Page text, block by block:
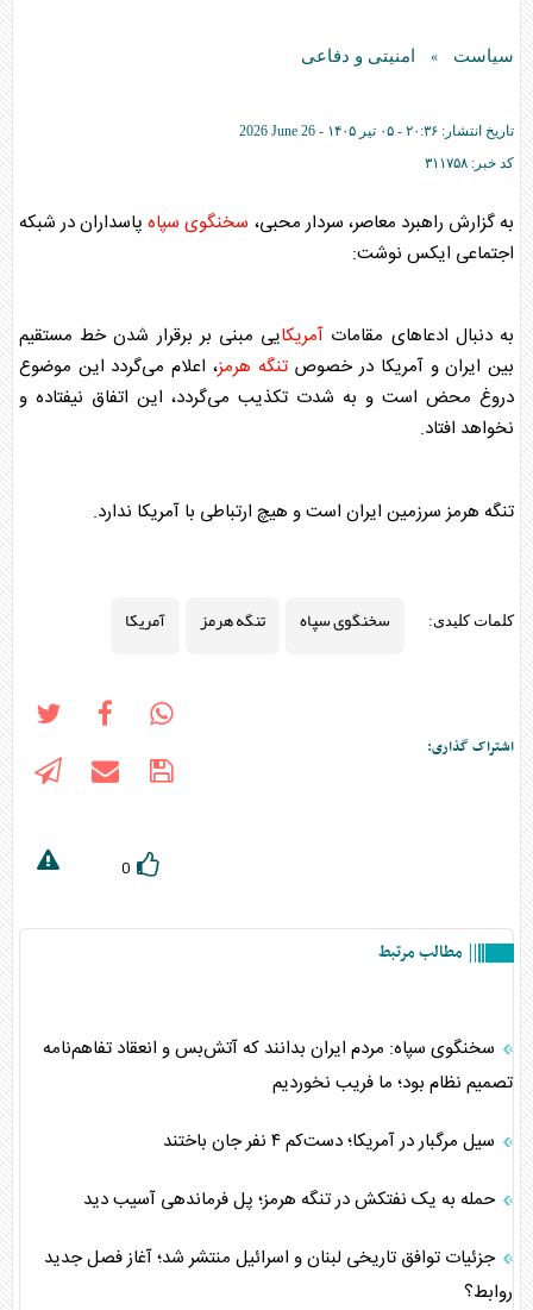
سیاست » امنیتی و دفاعی
تاریخ انتشار: ۲۰:۳۶ - ۰۵ تير ۱۴۰۵ -
2026 June 26
کد خبر: ۳۱۱۷۵۸
به گزارش راهبرد معاصر، سردار محبی، سخنگوی سپاهپاسداران در شبکه
اجتماعی ایکس نوشت:
به دنبال ادعا‌های مقامات آمریکایی مبنی بر برقرار شدن خط مستقیم
بین ایران وآمریکا در خصوصتنگه هرمز، اعلام می‌گردد این موضوع
دروغ محض است و به شدت تکذیب می‌گردد، این اتفاق نیفتاده و
نخواهد افتاد.
تنگه هرمز سرزمین ایران است و هیچ ارتباطی با آمریکا ندارد.
کلمات کلیدی: سخنگوی سپاه تنگه هرمز آمریکا
اشتراک گذاری:
0
مطالب مرتبط
سخنگوی سپاه: مردم ایران بدانند که آتش‌بس و انعقاد تفاهم‌نامه
تصمیم نظام بود؛ ما فریب نخوردیم
سیل مرگبار در آمریکا؛ دست‌کم ۴ نفر جان باختند
حمله به یک نفتکش در تنگه هرمز؛ پل فرماندهی آسیب دید
جزئیات توافق تاریخی لبنان و اسرائیل منتشر شد؛ آغاز فصل جدید
روابط؟